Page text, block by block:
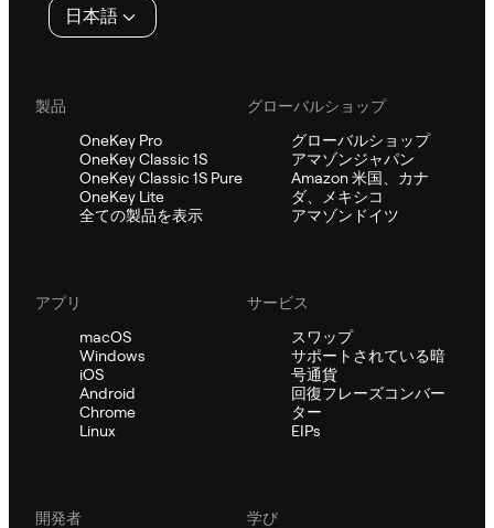
日本語
製品
OneKey Pro
OneKey Classic 1S
OneKey Classic 1S Pure
OneKey Lite
全ての製品を表示
グローバルショップ
グローバルショップ
アマゾンジャパン
Amazon 米国、カナ
ダ、メキシコ
アマゾンドイツ
アプリ
macOS
Windows
iOS
Android
Chrome
Linux
サービス
スワップ
サポートされている暗
号通貨
回復フレーズコンバー
ター
EIPs
開発者
学び